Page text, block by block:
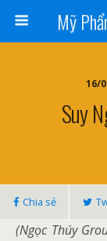
Mỹ
16/
Suy
Chia sẻ
(Ngọc Thúy